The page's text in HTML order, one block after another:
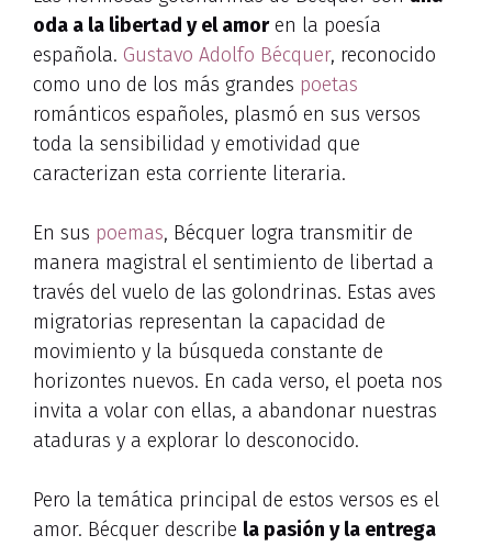
oda a la libertad y el amoren la poesía
española. Gustavo Adolfo Bécquer, reconocido
como uno de los más grandes poetas
románticos españoles, plasmó en sus versos
toda la sensibilidad y emotividad que
caracterizan esta corriente literaria.
En sus poemas, Bécquer logra transmitir de
manera magistral el sentimiento de libertad a
través del vuelo de las golondrinas. Estas aves
migratorias representan la capacidad de
movimiento y la búsqueda constante de
horizontes nuevos. En cada verso, el poeta nos
invita a volar con ellas, a abandonar nuestras
ataduras y a explorar lo desconocido.
Pero la temática principal de estos versos es el
amor. Bécquer describe la pasión y la entrega